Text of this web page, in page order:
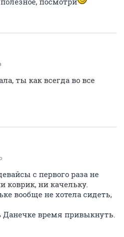
ты как всегда во все
с первого раза не
коврик, ни качельку.
вообще не хотела сидеть,
Данечке время привыкнуть.